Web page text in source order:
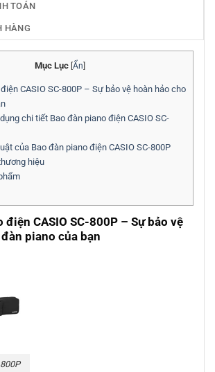
TOÁN
HÀNG
Mục Lục Ẩn
CASIO SC-800P – Sự bảo vệ hoàn hảo cho
chi tiết Bao đàn piano điện CASIO SC-
của Bao đàn piano điện CASIO SC-800P
hiệu
điện CASIO SC-800P – Sự bảo vệ
piano của bạn